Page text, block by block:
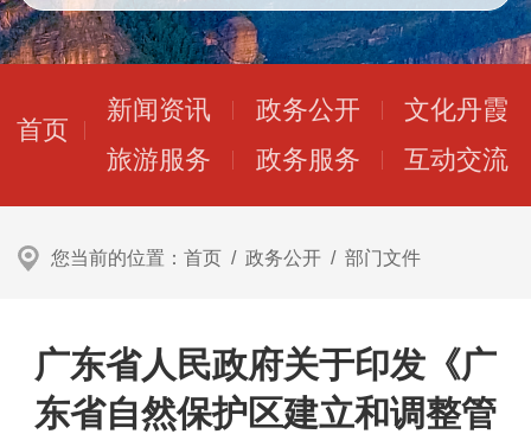
首页
新闻资讯 政务公开
文化丹霞
旅游服务
政务服务 互动交流
您当前的位置： 首页 / 政务公开 / 部门文件
广东省人民政府关于印发《广
东省自然保护区建立和调整管